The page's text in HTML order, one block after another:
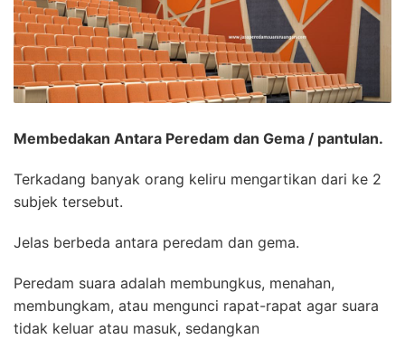
Membedakan Antara Peredam dan Gema / pantulan.
Terkadang banyak orang keliru mengartikan dari ke 2
subjek tersebut.
Jelas berbeda antara peredam dan gema.
Peredam suara adalah membungkus, menahan,
membungkam, atau mengunci rapat-rapat agar suara
tidak keluar atau masuk, sedangkan